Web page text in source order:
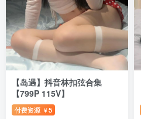
【岛遇】抖音林扣弦合集
【799P 115V】
付费资源 ¥5